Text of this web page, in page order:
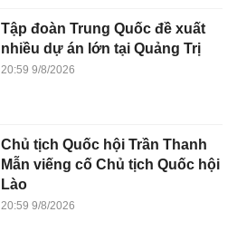
Tập đoàn Trung Quốc đề xuất
nhiều dự án lớn tại Quảng Trị
20:59 9/8/2026
Chủ tịch Quốc hội Trần Thanh
Mẫn viếng cố Chủ tịch Quốc hội
Lào
20:59 9/8/2026